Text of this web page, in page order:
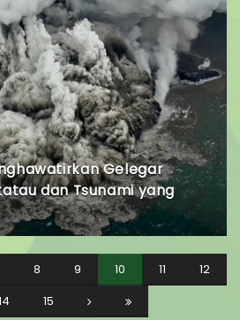
Gelegar
dan Tsunami yang
8 9 10 11
12
15